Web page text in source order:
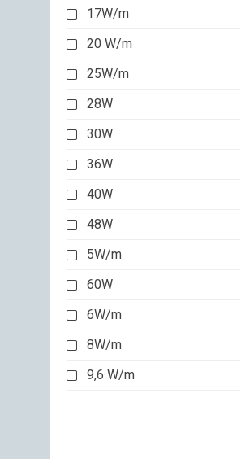
17W/m
20 W/m
25W/m
28W
30W
36W
40W
48W
5W/m
60W
6W/m
8W/m
9,6 W/m